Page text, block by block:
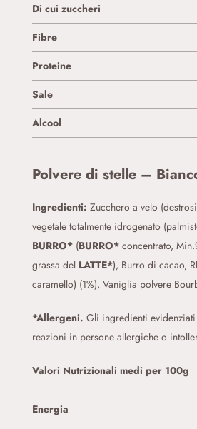
Di cui zuccheri
Fibre
Proteine
Sale
Alcool
Polvere di stelle –
Ingredienti: Zucchero a velo
vegetale totalmente idrogenato
BURRO*(BURRO*concentrato,
grassa del LATTE*), Burro di cacao,
caramello) (1%), Vaniglia polvere
*Allergeni. Gli ingredienti
reazioni in persone allergiche o
Valori Nutrizionali medi per 100g
Energia